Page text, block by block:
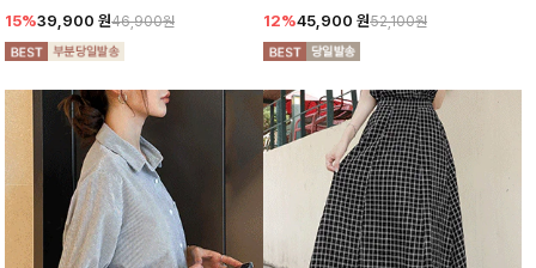
15%39,900 원46,900원 12%45,900 원52,100원